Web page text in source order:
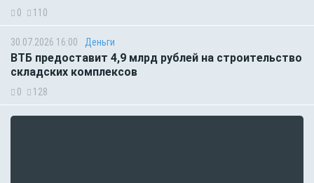
0 110
30.07.2026 16:00 Деньги
ВТБ предоставит 4,9 млрд рублей на строительство
складских комплексов
0 128